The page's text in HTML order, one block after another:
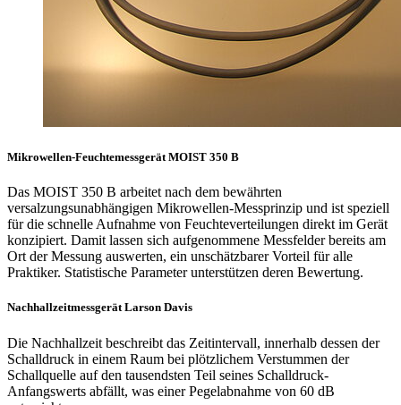
Mikrowellen-Feuchtemessgerät MOIST 350 B
Das MOIST 350 B arbeitet nach dem bewährten
versalzungsunabhängigen Mikrowellen-Messprinzip und ist speziell
für die schnelle Aufnahme von Feuchteverteilungen direkt im Gerät
konzipiert. Damit lassen sich aufgenommene Messfelder bereits am
Ort der Messung auswerten, ein unschätzbarer Vorteil für alle
Praktiker. Statistische Parameter unterstützen deren Bewertung.
Nachhallzeitmessgerät Larson Davis
Die Nachhallzeit beschreibt das Zeitintervall, innerhalb dessen der
Schalldruck in einem Raum bei plötzlichem Verstummen der
Schallquelle auf den tausendsten Teil seines Schalldruck-
Anfangswerts abfällt, was einer Pegelabnahme von 60 dB